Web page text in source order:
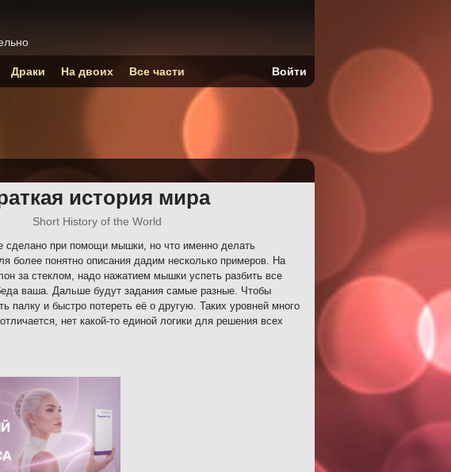
история мира
Short History of the World
сделано при помощи мышки, но что именно делать
более понятно описания дадим несколько примеров. На
за стеклом, надо нажатием мышки успеть разбить все
ваша. Дальше будут задания самые разные. Чтобы
палку и быстро потереть её о другую. Таких уровней много
нет какой-то единой логики для решения всех
Драки На двоих Все части Войти